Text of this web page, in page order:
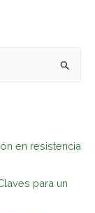
en resistencia
para un